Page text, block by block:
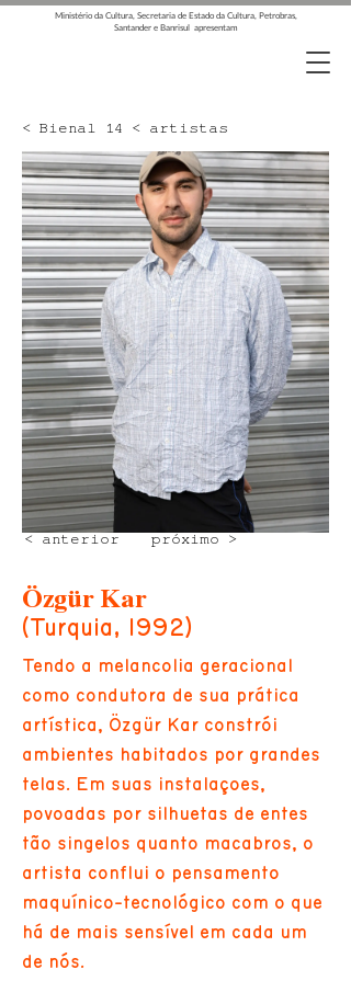
Ministério da Cultura, Secretaria de Estado da Cultura, Petrobras,
Santander e Banrisul apresentam
< Bienal 14 < artistas
próximo >
< anterior
Özgür Kar
(Turquia, 1992)
Tendo a melancolia geracional
como condutora de sua prática
artística, Özgür Kar constrói
ambientes habitados por grandes
telas. Em suas instalações,
povoadas por silhuetas de entes
tão singelos quanto macabros, o
artista conflui o pensamento
maquínico-tecnológico com o que
há de mais sensível em cada um
de nós.